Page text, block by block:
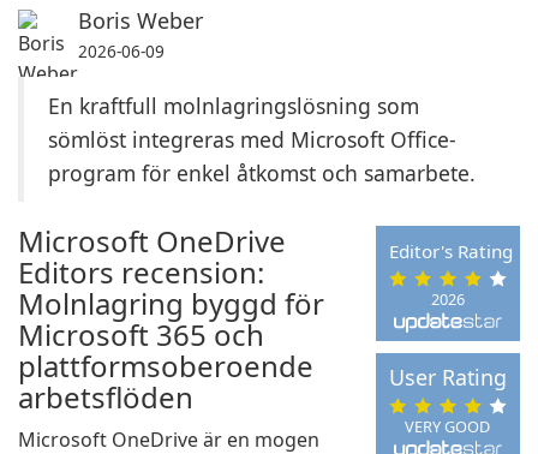
Boris Weber
2026-06-09
En kraftfull molnlagringslösning som
sömlöst integreras med Microsoft Office-
program för enkel åtkomst och samarbete.
2026
Editor's Rating
VERY GOOD
User Rating
Microsoft OneDrive
Editors recension:
Molnlagring byggd för
Microsoft 365 och
plattformsoberoende
arbetsflöden
Microsoft OneDrive är en mogen